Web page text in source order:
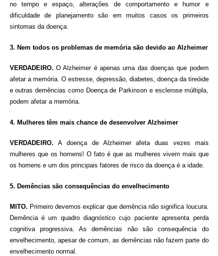
no tempo e espaço, alterações de comportamento e humor e
dificuldade de planejamento são em muitos casos os primeiros
sintomas da doença.
3. Nem todos os problemas de memória são devido ao Alzheimer
VERDADEIRO. O Alzheimer é apenas uma das doenças que podem
afetar a memória. O estresse, depressão, diabetes, doença da tireóide
e outras demências como Doença de Parkinson e esclerose múltipla,
podem afetar a memória.
4. Mulheres têm mais chance de desenvolver Alzheimer
VERDADEIRO. A doença de Alzheimer afeta duas vezes mais
mulheres que os homens! O fato é que as mulheres vivem mais que
os homens e um dos principais fatores de risco da doença é a idade.
5. Demências são consequências do envelhecimento
MITO. Primeiro devemos explicar que demência não significa loucura.
Demência é um quadro diagnóstico cujo paciente apresenta perda
cognitiva progressiva. As demências não são consequência do
envelhecimento, apesar de comum, as demências não fazem parte do
envelhecimento normal.